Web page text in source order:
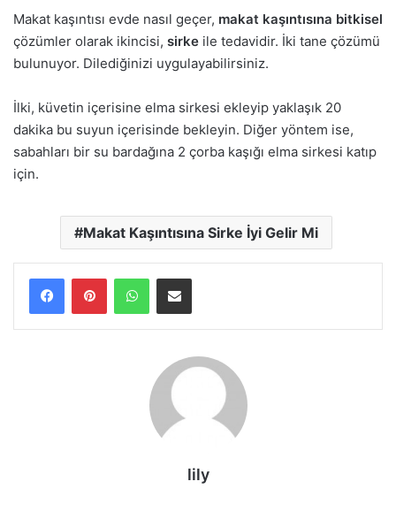
Makat kaşıntısı evde nasıl geçer, makat kaşıntısına bitkisel
çözümler olarak ikincisi, sirke ile tedavidir. İki tane çözümü
bulunuyor. Dilediğinizi uygulayabilirsiniz.
İlki, küvetin içerisine elma sirkesi ekleyip yaklaşık 20
dakika bu suyun içerisinde bekleyin. Diğer yöntem ise,
sabahları bir su bardağına 2 çorba kaşığı elma sirkesi katıp
için.
Makat Kaşıntısına Sirke İyi Gelir Mi
WhatsAppE-Posta ile paylaş
lily